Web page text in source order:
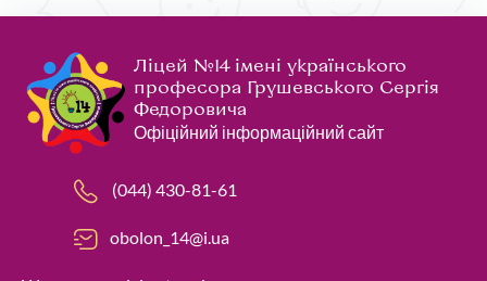
Ліцей №14 імені українського
професора Грушевського Сергія
Федоровича
Офіційний інформаційний сайт
(044) 430-81-61
obolon_14@i.ua